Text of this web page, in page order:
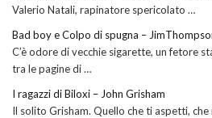
Valerio Natali, rapinatore spericolato …
Bad boy e Colpo di spugna –
C’è odore di vecchie sigarette, un fetore
tra le pagine di …
I ragazzi di Biloxi – John Grisham
Il solito Grisham. Quello che ti aspetti,